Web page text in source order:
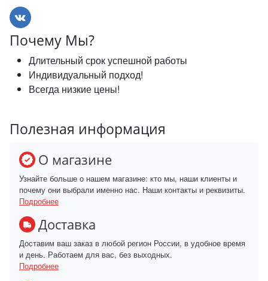
Почему Мы?
Длительный срок успешной работы
Индивидуальный подход!
Всегда низкие цены!
Полезная информация
О магазине
Узнайте больше о нашем магазине: кто мы, наши клиенты и
почему они выбрали именно нас. Наши контакты и реквизиты.
Подробнее
Доставка
Доставим ваш заказ в любой регион России, в удобное время
и день. Работаем для вас, без выходных.
Подробнее